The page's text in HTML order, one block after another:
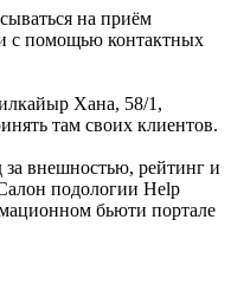
на приём
с помощью контактных
Хана, 58/1,
там своих клиентов.
внешностью, рейтинг и
подологии Нelp
бьюти портале